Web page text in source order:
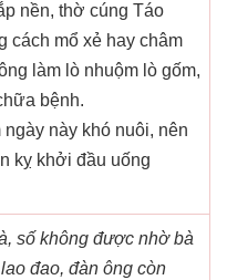
nền, thờ cúng Táo
cách mổ xẻ hay châm
làm lò nhuộm lò gốm,
bệnh.
này khó nuôi, nên
kỵ khởi đầu uống
số không được nhờ bà
đao, đàn ông còn